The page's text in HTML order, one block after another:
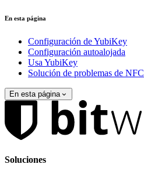
En esta página
Configuración de YubiKey
Configuración autoalojada
Usa YubiKey
Solución de problemas de NFC
En esta página
Soluciones